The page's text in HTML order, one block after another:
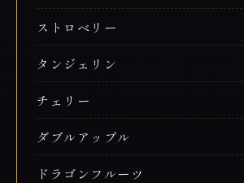
ストロベリー
タンジェリン
チェリー
ダブルアップル
ドラゴンフルーツ